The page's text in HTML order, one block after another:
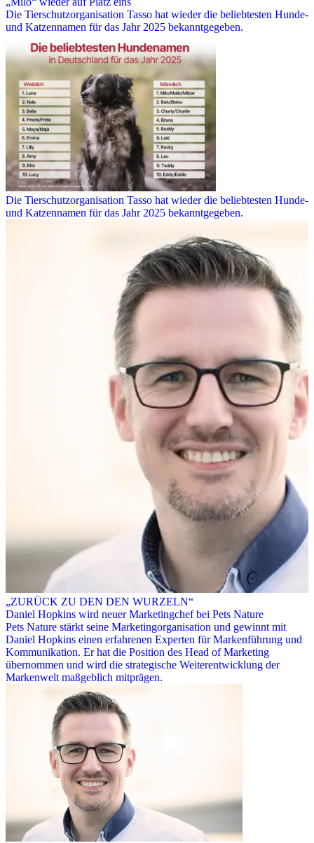
Die Tierschutzorganisation Tasso hat wieder die beliebtesten Hunde-
und Katzennamen für das Jahr 2025 bekanntgegeben.
Die Tierschutzorganisation Tasso hat wieder die beliebtesten Hunde-
und Katzennamen für das Jahr 2025 bekanntgegeben.
„ZURÜCK ZU DEN DEN WURZELN“
Daniel Hopkins wird neuer Marketingchef bei Pets Nature
Pets Nature stärkt seine Marketingorganisation und gewinnt mit
Daniel Hopkins einen erfahrenen Experten für Markenführung und
Kommunikation. Er hat die Position des Head of Marketing
übernommen und wird die strategische Weiterentwicklung der
Markenwelt maßgeblich mitprägen.